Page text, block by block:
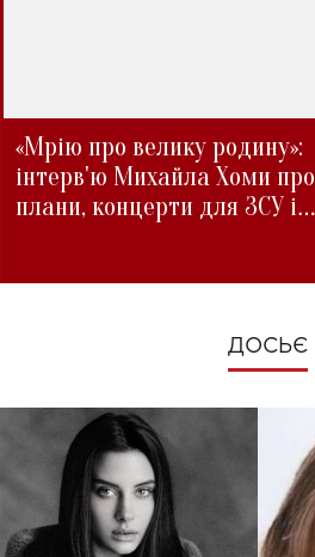
«Мрію про велику родину»:
інтерв'ю Михайла Хоми про
плани, концерти для ЗСУ і
ДОСЬЄ